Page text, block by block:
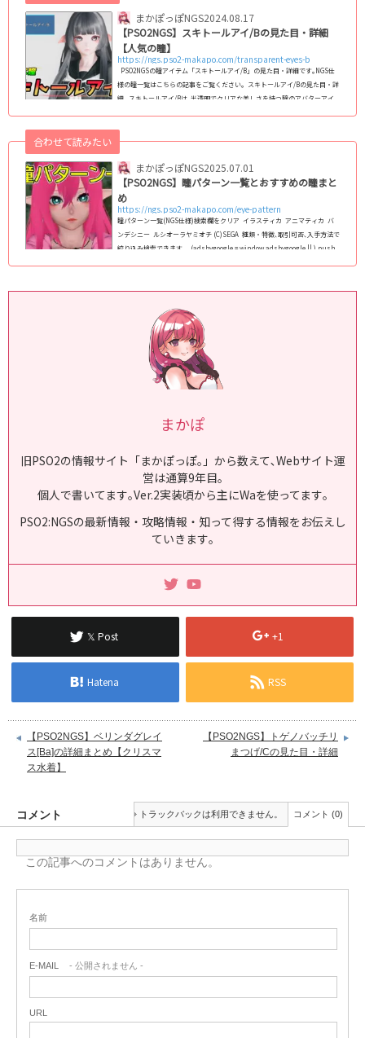
まかぽっぽNGS2024.08.17
【PSO2NGS】スキトールアイ/Bの見た目・詳細
【人気の瞳】
https://ngs.pso2-makapo.com/transparent-eyes-b
PSO2NGSの瞳アイテム「スキトールアイ/B」の見た目・詳細です｡NGS仕
様の瞳一覧はこちらの記事をご覧ください｡ スキトールアイ/Bの見た目・詳
細 スキトールアイ/Bは､半透明でクリアな美しさを持つ瞳のアバターアイ
わせることで、その魅力が一層引き立ちます。 とりあえず登録しておき
たい､人気のつよつよ瞳で...
まかぽっぽNGS
合わせて読みたい
2025.07.01
【PSO2NGS】瞳パターン一覧とおすすめの瞳まと
め
https://ngs.pso2-makapo.com/eye-pattern
瞳パターン一覧(NGS仕様)検索欄をクリア イラスティカ アニマティカ バ
ンデシニー ルシオーラヤミオチ (C)SEGA 種類・特徴､取引可否､入手方法で
絞り込み検索できます｡ (adsbygoogle = window.adsbygoogle || ).push
新版で､1月1日現在､全124種類実装｡顔の中では瞳が変わる最重要パーツなの
まかぽ
旧PSO2の情報サイト「まかぽっぽ｡」から数えて､Webサイト運
営は通算9年目｡
個人で書いてます｡Ver.2実装頃から主にWaを使ってます｡
PSO2:NGSの最新情報・攻略情報・知って得する情報をお伝えし
ていきます｡
𝕏 Post +1
Hatena RSS
【PSO2NGS】ベリンダグレイ
ス[Ba]の詳細まとめ【クリスマ
ス水着】
【PSO2NGS】トゲノバッチリ
まつげ/Cの見た目・詳細
コメント トラックバックは利用できません。 コメント (0)
この記事へのコメントはありません。
名前
E-MAIL - 公開されません -
URL